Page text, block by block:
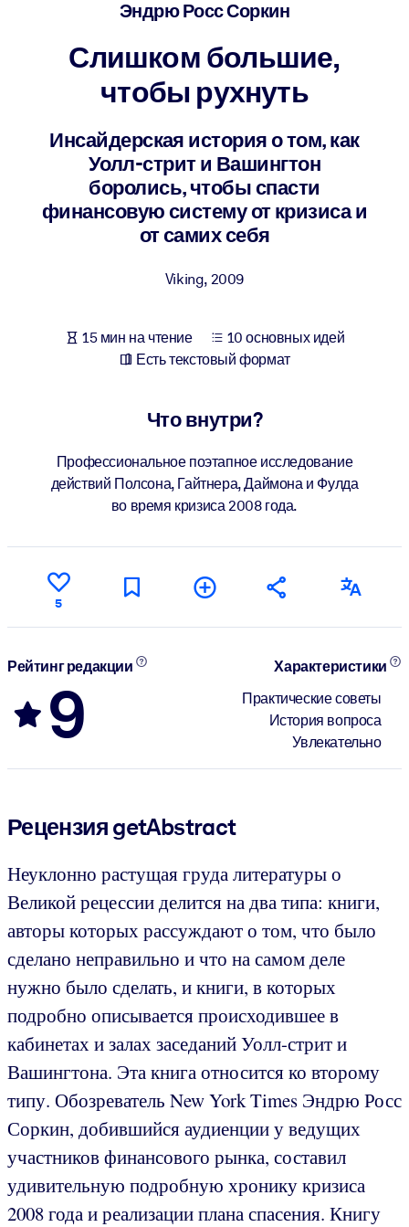
ПО СИСТЕМАМ
Для LMS/LXP
Интегрируйте краткие проверенные знания в вашу LMS/LXP для
лучших результатов обучения.
Для корпоративных библиотек
Обогатите корпоративную библиотеку надежными и готовыми к
использованию бизнес-знаниями.
Используйте надежные структурированные знания для
Эндрю Росс Соркин
Слишком большие,
чтобы рухнуть
Инсайдерская история о том, как
Уолл-стрит и Вашингтон
боролись, чтобы спасти
финансовую систему от кризиса и
от самих себя
Viking, 2009
15 мин на чтение
10 основных идей
Есть текстовый формат
Что внутри?
Профессиональное поэтапное исследование
действий Полсона, Гайтнера, Даймона и Фулда
во время кризиса 2008 года.
5
Рейтинг редакции
9
Характеристики
Практические советы
История вопроса
Увлекательно
Рецензия getAbstract
Неуклонно растущая груда литературы о
Великой рецессии делится на два типа: книги,
авторы которых рассуждают о том, что было
сделано неправильно и что на самом деле
нужно было сделать, и книги, в которых
подробно описывается происходившее в
кабинетах и залах заседаний Уолл-стрит и
Вашингтона. Эта книга относится ко второму
типу. Обозреватель New York Times Эндрю Росс
Соркин, добившийся аудиенции у ведущих
участников финансового рынка, составил
удивительную подробную хронику кризиса
2008 года и реализации плана спасения. Книгу